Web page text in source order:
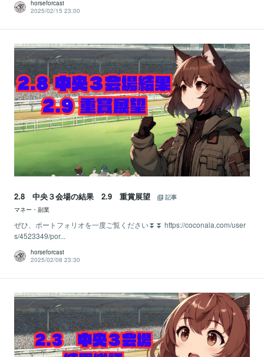
horseforcast
2025/02/15 23:00
2.8 中央３会場の結果 2.9 重賞展望
記事
マネー・副業
ぜひ、ポートフォリオを一度ご覧ください⏬⏬ https://coconala.com/user
s/4523349/por...
horseforcast
2025/02/08 23:30